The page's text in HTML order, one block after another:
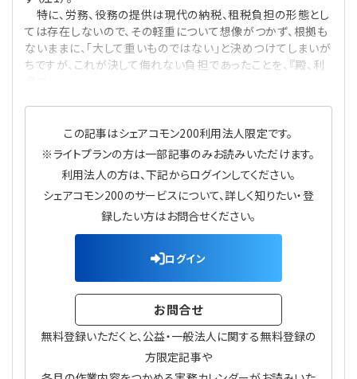
【連載】公益法人運営実務の処方箋
【連載】公益法人会計検定試験一問一答
【連載】実務と税務のポイント
【連載】事務局だよりPLUS
【連載】悩みと向き合う経営学
【連載】非営利法人AtoZei
【連載】労務管理の歩き方
【連載】AI活用のすすめ
【連載】IT実務一問一答
プライバシーポリシー
特に、労務、役務の提供は現代の納税、租税負担の形態とし
ては存在しないので、その軽重について想像がつかず、根拠も
ないままに、「大して重いものではない」と決めつけてしまいが
ちですが、これが決して侮れない負担であったことを、『殿、利
この記事はシェアコモン200利用法人限定です。
※ライトプランの方は一部記事のみお読みいただけます。
利用法人の方は、下記からログインしてください。
シェアコモン200のサービスについて、詳しく知りたい・登
録したい方はお問合せください。
ログイン
お問合せ
無料登録いただくと、公益・一般法人に関する無料登録の
方限定記事や